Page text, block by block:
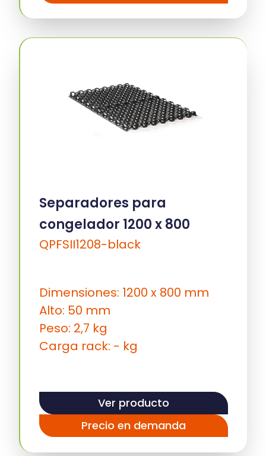
Separadores para
congelador 1200 x 800
QPFSII1208-black
Dimensiones: 1200 x 800 mm
Alto: 50 mm
Peso: 2,7 kg
Carga rack: - kg
Ver producto
Precio en demanda